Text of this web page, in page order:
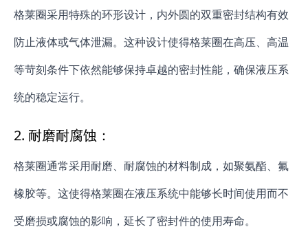
格莱圈采用特殊的环形设计，内外圆的双重密封结构有效
防止液体或气体泄漏。这种设计使得格莱圈在高压、高温
等苛刻条件下依然能够保持卓越的密封性能，确保液压系
统的稳定运行。
2. 耐磨耐腐蚀：
格莱圈通常采用耐磨、耐腐蚀的材料制成，如聚氨酯、氟
橡胶等。这使得格莱圈在液压系统中能够长时间使用而不
受磨损或腐蚀的影响，延长了密封件的使用寿命。